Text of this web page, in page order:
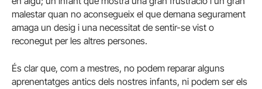
malestar quan no aconsegueix el que demana segurament
amaga un desig i una necessitat de sentir-se vist o
reconegut per les altres persones.
És clar que, com a mestres, no podem reparar alguns
aprenentatges antics dels nostres infants, ni podem ser els